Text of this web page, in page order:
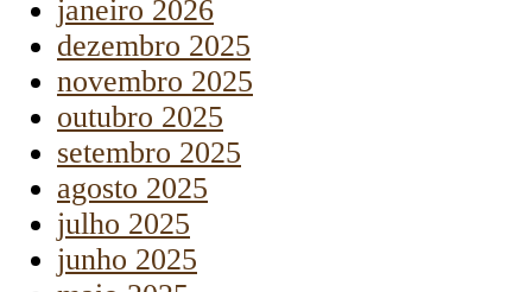
janeiro 2026
dezembro 2025
novembro 2025
outubro 2025
setembro 2025
agosto 2025
julho 2025
junho 2025